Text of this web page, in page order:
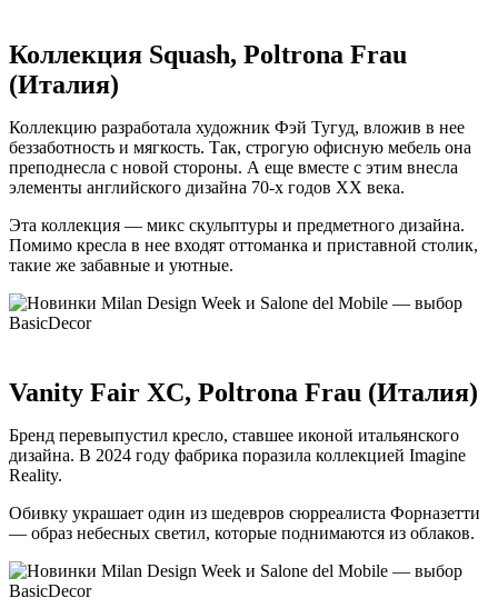
Коллекция Squash, Poltrona Frau
(Италия)
Коллекцию разработала художник Фэй Тугуд, вложив в нее
беззаботность и мягкость. Так, строгую офисную мебель она
преподнесла с новой стороны. А еще вместе с этим внесла
элементы английского дизайна 70-х годов XX века.
Эта коллекция — микс скульптуры и предметного дизайна.
Помимо кресла в нее входят оттоманка и приставной столик,
такие же забавные и уютные.
Vanity Fair XC, Poltrona Frau (Италия)
Бренд перевыпустил кресло, ставшее иконой итальянского
дизайна. В 2024 году фабрика поразила коллекцией Imagine
Reality.
Обивку украшает один из шедевров сюрреалиста Форназетти
— образ небесных светил, которые поднимаются из облаков.